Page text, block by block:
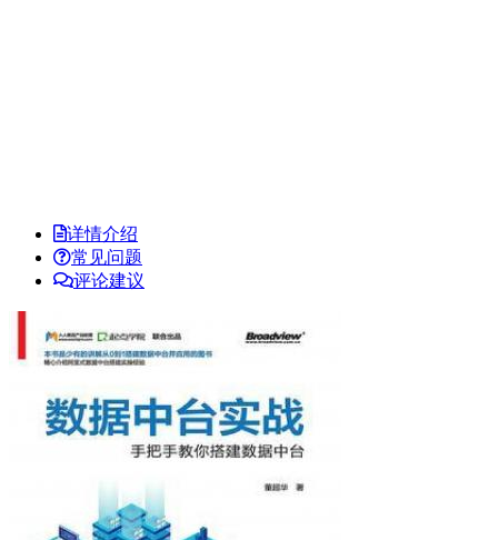
详情介绍
常见问题
评论建议